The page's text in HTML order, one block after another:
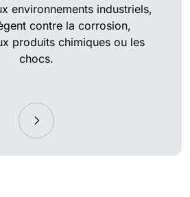
environnements industriels,
contre la corrosion,
produits chimiques ou les
chocs.